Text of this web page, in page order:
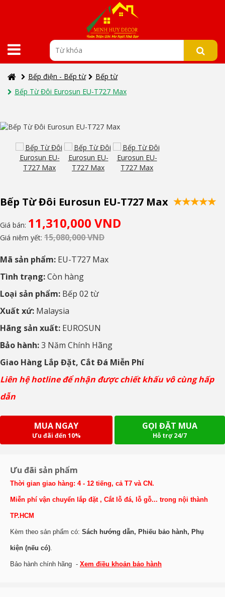
Bếp điện - Bếp từ
Bếp từ
Bếp Từ Đôi Eurosun EU-T727 Max
Bếp Từ Đôi Eurosun EU-T727 Max
Giá bán: 11,310,000 VND
Giá niêm yết: 15,080,000 VND
Mã sản phẩm: EU-T727 Max
Tình trạng:Còn hàng
Loại sản phẩm: Bếp 02 từ
Xuất xứ: Malaysia
Hãng sản xuất: EUROSUN
Bảo hành:3 Năm Chính Hãng
Giao Hàng Lắp Đặt, Cắt Đá Miễn Phí
Liên hệ hotline để nhận được chiết khấu vô cùng hấp
dẫn
MUA NGAY
Ưu đãi đến 10%
GỌI ĐẶT MUA
Hỗ trợ 24/7
Ưu đãi sản phẩm
Thời gian giao hàng: 4 - 12 tiếng, cả T7 và CN.
Miễn phí vận chuyển lắp đặt , Cắt lỗ đá, lỗ gỗ... trong nội thành
TP.HCM
Kèm theo sản phẩm có: Sách hướng dẫn, Phiếu bảo hành, Phụ
kiện (nếu có).
Bảo hành chính hãng - Xem điều khoản bảo hành